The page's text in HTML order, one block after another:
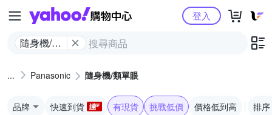
Yahoo購物中心
隨身機/類
登入
Panasonic 隨身機/類單眼
品牌 快速到貨 有現貨 挑戰低價 價格低到高 排序